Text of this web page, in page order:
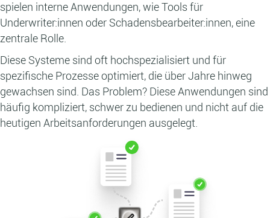
spielen interne Anwendungen, wie Tools für
Underwriter:innen oder Schadensbearbeiter:innen, eine
zentrale Rolle.
Diese Systeme sind oft hochspezialisiert und für
spezifische Prozesse optimiert, die über Jahre hinweg
gewachsen sind. Das Problem? Diese Anwendungen sind
häufig kompliziert, schwer zu bedienen und nicht auf die
heutigen Arbeitsanforderungen ausgelegt.